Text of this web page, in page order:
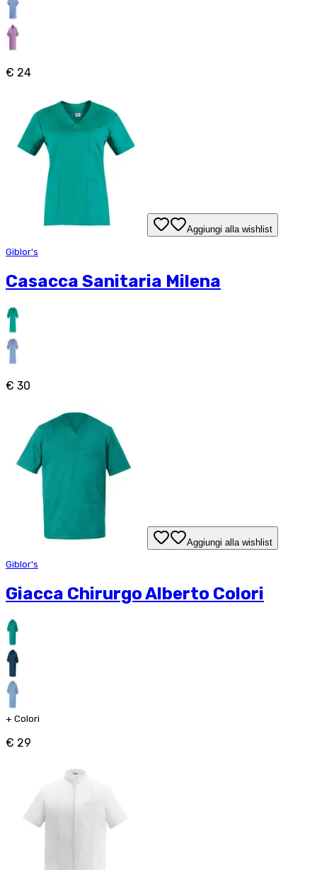
€ 24
Aggiungi alla wishlist
Giblor's
Casacca Sanitaria Milena
€ 30
Aggiungi alla wishlist
Giblor's
Giacca Chirurgo Alberto Colori
+ Colori
€ 29